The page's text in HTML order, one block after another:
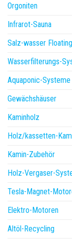
Orgoniten
Infrarot-Sauna
Salz-wasser Floating
Wasserfilterungs-
Aquaponic-Systeme
Gewächshäuser
Kaminholz
Holz/kassetten-
Kamin-Zubehör
Holz-Vergaser-
Tesla-Magnet-
Elektro-Motoren
Altöl-Recycling